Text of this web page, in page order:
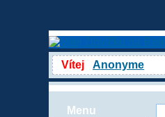
Vítej Anonyme
Menu